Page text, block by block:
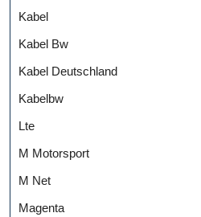
Kabel
Kabel Bw
Kabel Deutschland
Kabelbw
Lte
M Motorsport
M Net
Magenta